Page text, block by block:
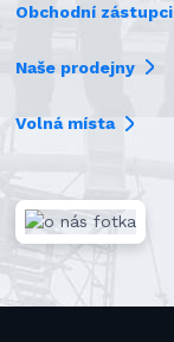
Obchodní zástupci
Naše prodejny
Volná místa